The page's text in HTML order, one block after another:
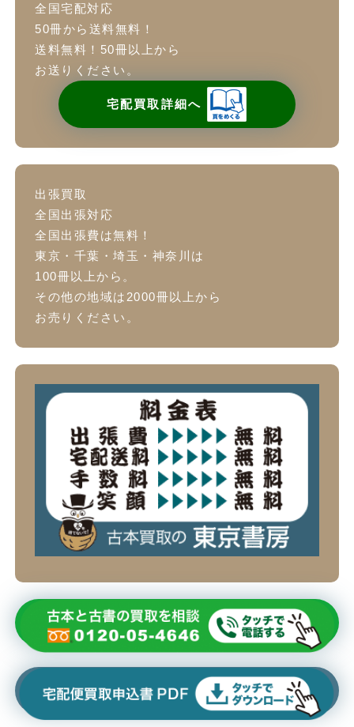
全国宅配対応
50冊から送料無料！
送料無料！50冊以上から
お送りください。
宅配買取詳細へ
出張買取
全国出張対応
全国出張費は無料！
東京・千葉・埼玉・神奈川は
100冊以上から。
その他の地域は2000冊以上から
お売りください。